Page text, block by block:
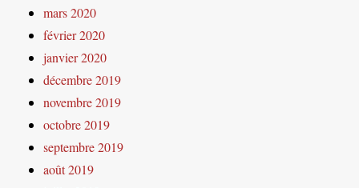
mars 2020
février 2020
janvier 2020
décembre 2019
novembre 2019
octobre 2019
septembre 2019
août 2019